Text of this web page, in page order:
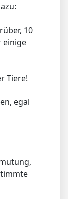
10
einige
Tiere!
egal